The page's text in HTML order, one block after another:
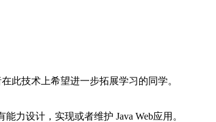
此技术上希望进一步拓展学习的同学。
力设计，实现或者维护 Java Web应用。